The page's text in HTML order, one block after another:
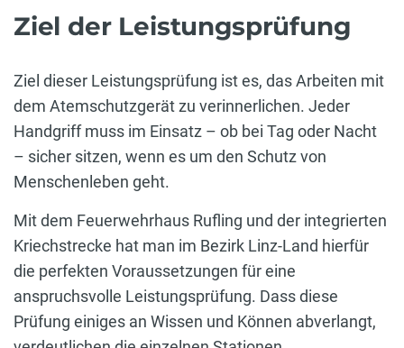
Ziel der Leistungsprüfung
Ziel dieser Leistungsprüfung ist es, das Arbeiten mit
dem Atemschutzgerät zu verinnerlichen. Jeder
Handgriff muss im Einsatz – ob bei Tag oder Nacht
– sicher sitzen, wenn es um den Schutz von
Menschenleben geht.
Mit dem Feuerwehrhaus Rufling und der integrierten
Kriechstrecke hat man im Bezirk Linz-Land hierfür
die perfekten Voraussetzungen für eine
anspruchsvolle Leistungsprüfung. Dass diese
Prüfung einiges an Wissen und Können abverlangt,